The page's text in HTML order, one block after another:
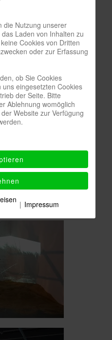
die Nutzung unserer
Laden von Inhalten zu
Cookies von Dritten
oder zur Erfassung
ob Sie Cookies
eingesetzten Cookies
der Seite. Bitte
Ablehnung womöglich
Website zur Verfügung
| Impressum